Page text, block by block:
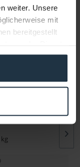
weiter. Unsere
mit
bereitgestellt